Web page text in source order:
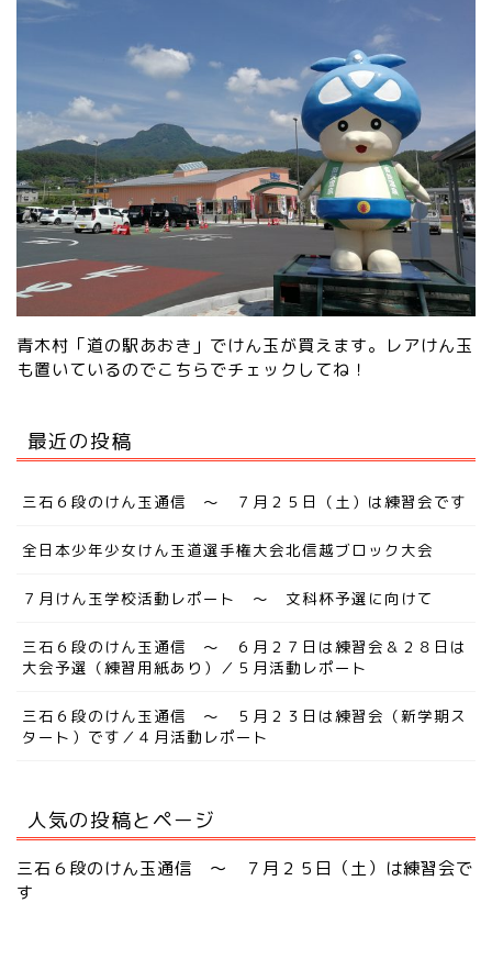
青木村「道の駅あおき」でけん玉が買えます。レアけん玉
も置いているのでこちらでチェック してね！
最近の投稿
三石６段のけん玉通信 ～ ７月２５日（土）は練習会です
全日本少年少女けん玉道選手権大会北信越ブロック大会
７月けん玉学校活動レポート ～ 文科杯予選に向けて
三石６段のけん玉通信 ～ ６月２７日は練習会＆２８日は
大会予選（練習用紙あり）／５月活動レポート
三石６段のけん玉通信 ～ ５月２３日は練習会（新学期ス
タート）です／４月活動レポート
人気の投稿とページ
三石６段のけん玉通信 ～ ７月２５日（土）は練習会で
す